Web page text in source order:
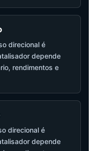
direcional é
depende
rendimentos e
direcional é
depende